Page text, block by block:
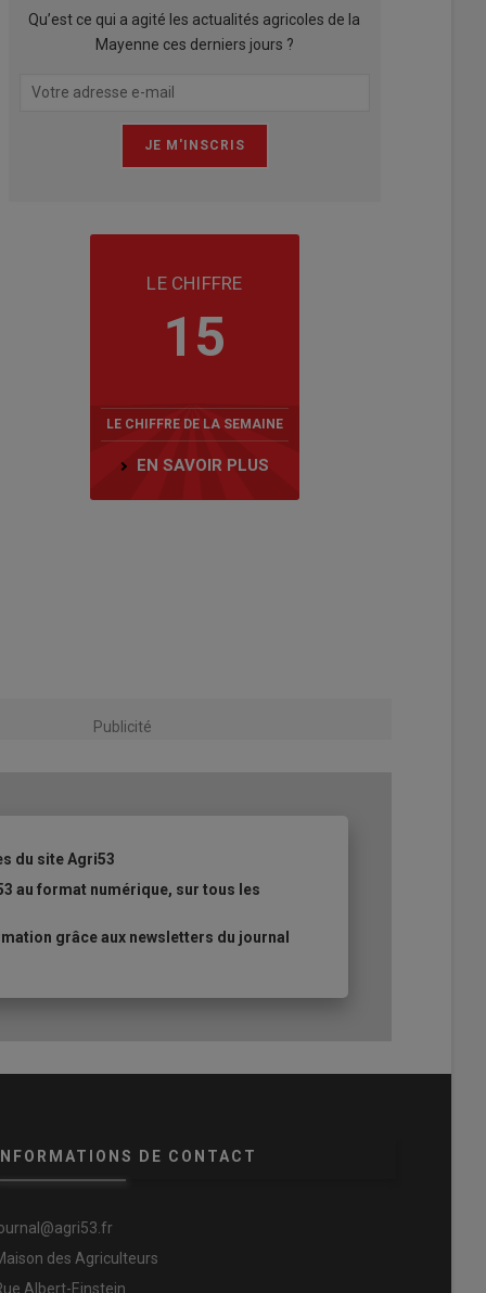
Qu’est ce qui a agité les actualités agricoles de la
Mayenne ces derniers jours ?
LE CHIFFRE
15
LE CHIFFRE DE LA SEMAINE
EN SAVOIR PLUS
Publicité
du site Agri53
au format numérique, sur tous les
grâce aux newsletters du journal
INFORMATIONS DE CONTACT
des Agriculteurs
Albert-Einstein